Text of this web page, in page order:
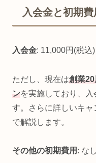
入会金と初期費
入会金: 11,000円(税込)
ただし、現在は創業
ンを実施しており、
す。さらに詳しいキ
で解説します。
その他の初期費用 : なし